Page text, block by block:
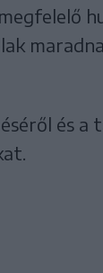
és a